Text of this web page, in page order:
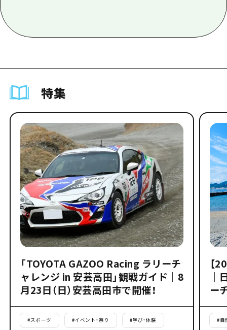
特集
「TOYOTA GAZOO Racing ラリーチ
ャレンジ in 安芸高田」観戦ガイド｜8
月23日（日）安芸高田市で開催！
#スポーツ #イベント・祭り #学び・体験
【
｜
ー
#自